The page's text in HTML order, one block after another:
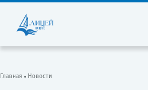
Главная Новости